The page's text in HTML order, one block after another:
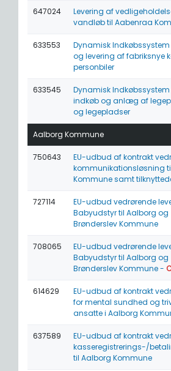
647024
Levering af
vandløb til Aabenraa
633553
Dynamisk
og levering af fabriksnye
personbiler
633545
Dynamisk
indkøb og anlæg af
og legepladser
Aalborg Kommune
750643
EU-udbud af kontrakt
kommunikationsløsning
Kommune samt
727114
EU-udbud vedrørende
Babyudstyr til Aalborg og
Brønderslev Kommune
708065
EU-udbud vedrørende
Babyudstyr til Aalborg og
Brønderslev Kommune -
614629
EU-udbud af kontrakt
for mental sundhed og
ansatte i Aalborg
637589
EU-udbud af kontrakt
kasseregistrerings-/
til Aalborg Kommune